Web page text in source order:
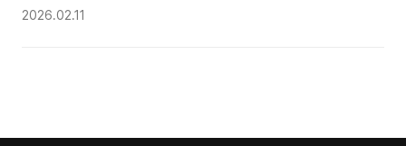
2026.02.11